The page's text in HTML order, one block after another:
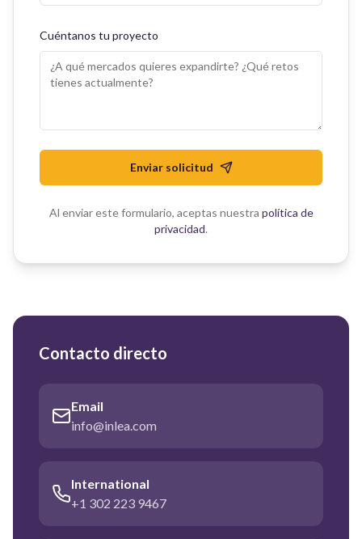
Cuéntanos tu proyecto
Enviar solicitud
Al enviar este formulario, aceptas nuestra política de
privacidad.
Contacto directo
Email
info@inlea.com
International
+1 302 223 9467